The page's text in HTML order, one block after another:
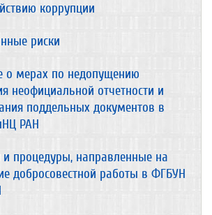
коррупции
риски
о мерах по недопущению
неофициальной отчетности и
поддельных документов в
РАН
и процедуры, направленные на
добросовестной работы в ФГБУН